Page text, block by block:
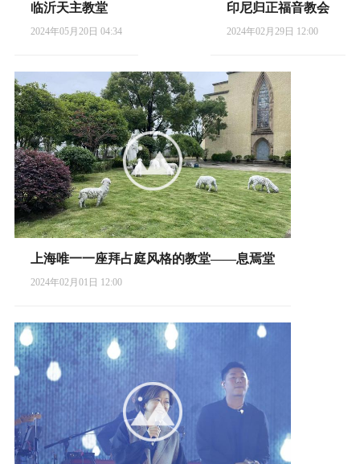
临沂天主教堂
2024年05月20日 04:34
印尼归正福音教会
2024年02月29日 12:00
上海唯一一座拜占庭风格的教堂——息焉堂
2024年02月01日 12:00